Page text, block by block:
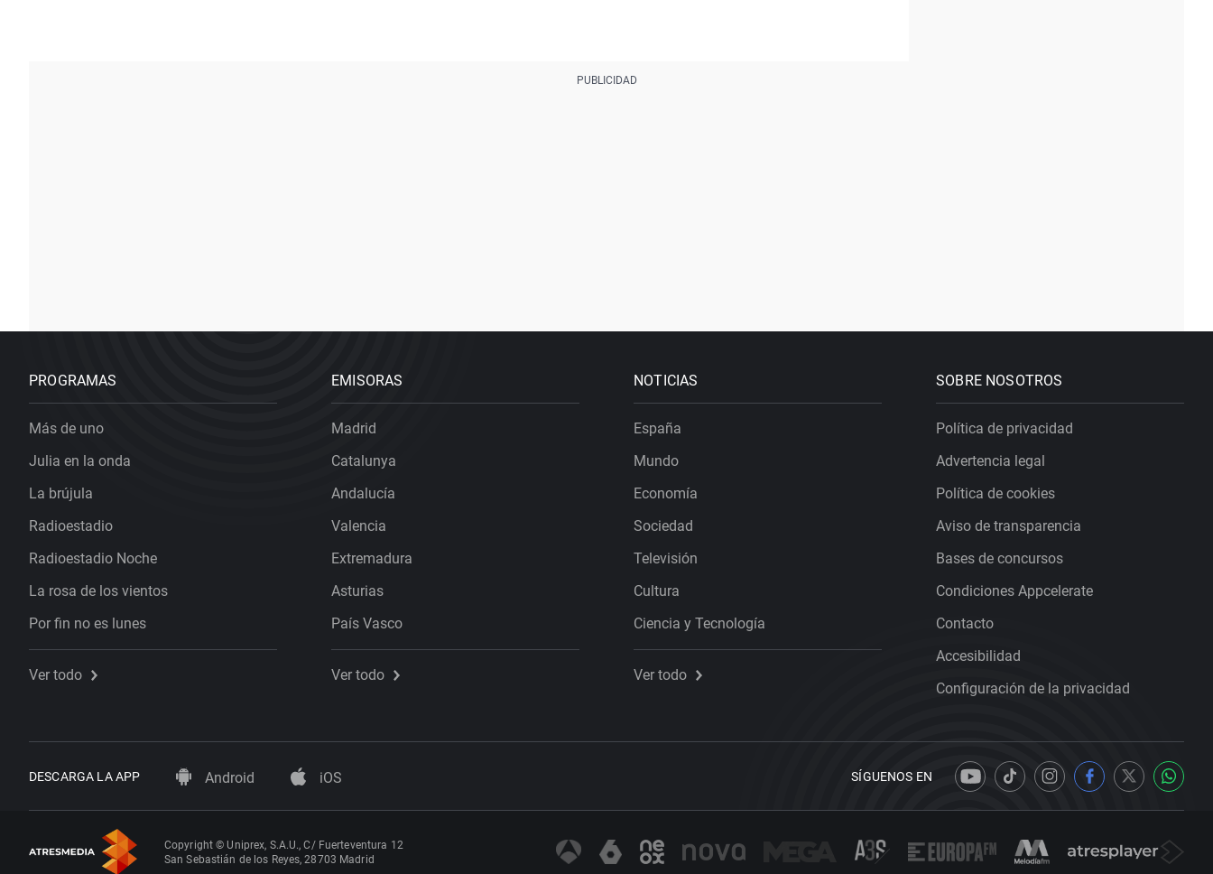
PROGRAMAS
Más de uno
Julia en la onda
La brújula
Radioestadio
Radioestadio Noche
La rosa de los vientos
Por fin no es lunes
Ver todo
EMISORAS
Madrid
Catalunya
Andalucía
Valencia
Extremadura
Asturias
País Vasco
Ver todo
NOTICIAS
España
Mundo
Economía
Sociedad
Televisión
Cultura
Ciencia y Tecnología
Ver todo
SOBRE NOSOTROS
Política de privacidad
Advertencia legal
Política de cookies
Aviso de transparencia
Bases de concursos
Condiciones Appcelerate
Contacto
Accesibilidad
Configuración de la privacidad
DESCARGA LA APP Android iOS SÍGUENOS EN
Copyright © Uniprex, S.A.U., C/ Fuerteventura 12
San Sebastián de los Reyes, 28703 Madrid